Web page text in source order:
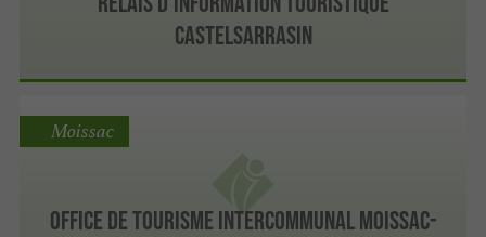
Castelsarrasin
Office de Tourisme Intercommunal Moissac-
Moissac